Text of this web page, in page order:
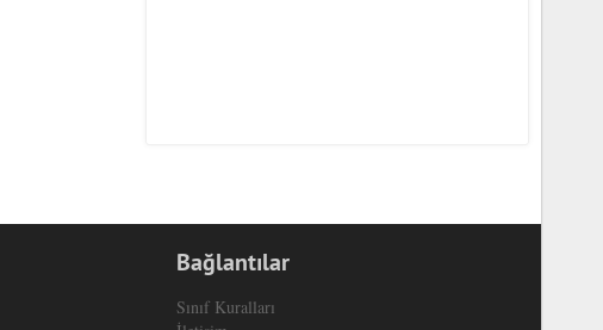
Bağlantılar
Sınıf Kuralları